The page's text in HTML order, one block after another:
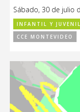
Sábado, 30 de julio
INFANTIL Y JUVENIL
CCE MONTEVIDEO